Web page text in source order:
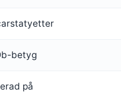
betyg
på